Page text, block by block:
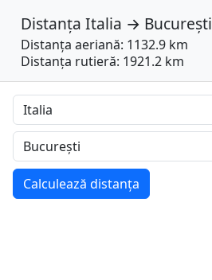
Distanța Italia → București
Distanța aeriană: 1132.9 km
Distanța rutieră: 1921.2 km
Calculează distanța